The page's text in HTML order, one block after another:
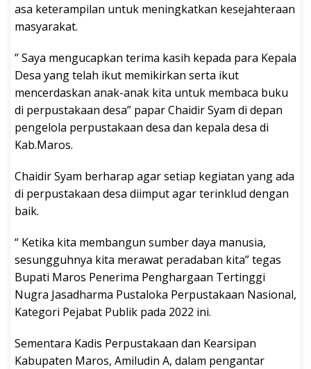
asa keterampilan untuk meningkatkan kesejahteraan
masyarakat.
” Saya mengucapkan terima kasih kepada para Kepala
Desa yang telah ikut memikirkan serta ikut
mencerdaskan anak-anak kita untuk membaca buku
di perpustakaan desa” papar Chaidir Syam di depan
pengelola perpustakaan desa dan kepala desa di
Kab.Maros.
Chaidir Syam berharap agar setiap kegiatan yang ada
di perpustakaan desa diimput agar terinklud dengan
baik.
“ Ketika kita membangun sumber daya manusia,
sesungguhnya kita merawat peradaban kita” tegas
Bupati Maros Penerima Penghargaan Tertinggi
Nugra Jasadharma Pustaloka Perpustakaan Nasional,
Kategori Pejabat Publik pada 2022 ini.
Sementara Kadis Perpustakaan dan Kearsipan
Kabupaten Maros, Amiludin A, dalam pengantar